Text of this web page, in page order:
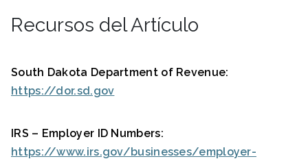
Recursos del Artículo
South Dakota Department of Revenue:
https://dor.sd.gov
IRS – Employer ID Numbers:
https://www.irs.gov/businesses/employer-